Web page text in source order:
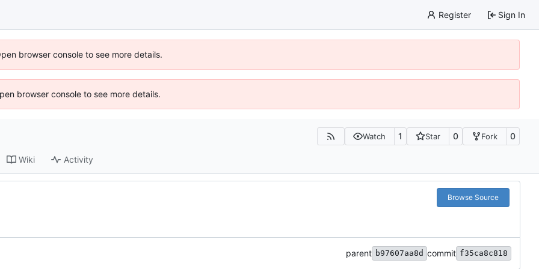
Register Sign In
browser console to see more details.
browser console to see more details.
Watch 1 Star 0 Fork 0
Wiki Activity
Browse Source
parent b97607aa8d commit f35ca8c818